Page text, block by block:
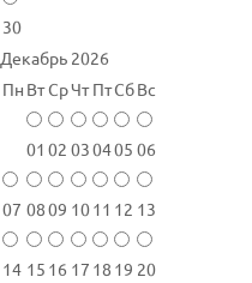
30
Декабрь 2026
Пн ВтСрЧт ПтСбВс
01 02 030405 06
07 0809 1011 12 13
14 15 16 17 18 19 20